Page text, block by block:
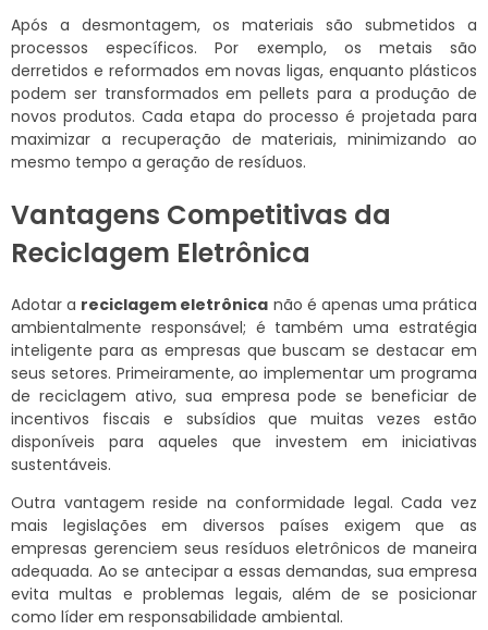
Após a desmontagem, os materiais são submetidos a
processos específicos. Por exemplo, os metais são
derretidos e reformados em novas ligas, enquanto plásticos
podem ser transformados em pellets para a produção de
novos produtos. Cada etapa do processo é projetada para
maximizar a recuperação de materiais, minimizando ao
mesmo tempo a geração de resíduos.
Vantagens Competitivas da
Reciclagem Eletrônica
Adotar a reciclagem eletrônica não é apenas uma prática
ambientalmente responsável; é também uma estratégia
inteligente para as empresas que buscam se destacar em
seus setores. Primeiramente, ao implementar um programa
de reciclagem ativo, sua empresa pode se beneficiar de
incentivos fiscais e subsídios que muitas vezes estão
disponíveis para aqueles que investem em iniciativas
sustentáveis.
Outra vantagem reside na conformidade legal. Cada vez
mais legislações em diversos países exigem que as
empresas gerenciem seus resíduos eletrônicos de maneira
adequada. Ao se antecipar a essas demandas, sua empresa
evita multas e problemas legais, além de se posicionar
como líder em responsabilidade ambiental.